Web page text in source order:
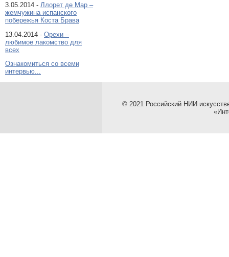
3.05.2014 - Ллорет де Мар –
жемчужина испанского
побережья Коста Брава
13.04.2014 - Орехи –
любимое лакомство для
всех
Ознакомиться со всеми
интервью...
© 2021 Российский НИИ